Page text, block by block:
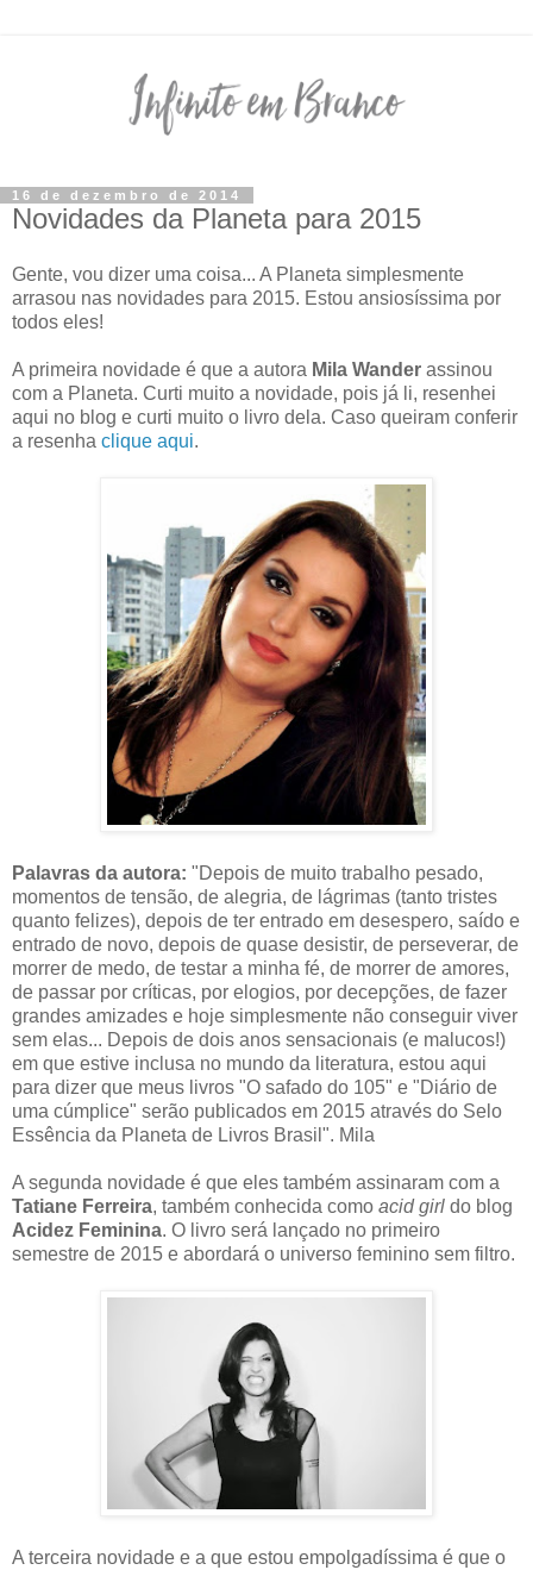
16 de dezembro de 2014
Novidades da Planeta para 2015
Gente, vou dizer uma coisa... A Planeta simplesmente
arrasou nas novidades para 2015. Estou ansiosíssima por
todos eles!
A primeira novidade é que a autora Mila Wander assinou
com a Planeta. Curti muito a novidade, pois já li, resenhei
aqui no blog e curti muito o livro dela. Caso queiram conferir
a resenha clique aqui.
Palavras da autora: "Depois de muito trabalho pesado,
momentos de tensão, de alegria, de lágrimas (tanto tristes
quanto felizes), depois de ter entrado em desespero, saído e
entrado de novo, depois de quase desistir, de perseverar, de
morrer de medo, de testar a minha fé, de morrer de amores,
de passar por críticas, por elogios, por decepções, de fazer
grandes amizades e hoje simplesmente não conseguir viver
sem elas... Depois de dois anos sensacionais (e malucos!)
em que estive inclusa no mundo da literatura, estou aqui
para dizer que meus livros "O safado do 105" e "Diário de
uma cúmplice" serão publicados em 2015 através do Selo
Essência da Planeta de Livros Brasil". Mila
A segunda novidade é que eles também assinaram com a
Tatiane Ferreira, também conhecida como acid girl do blog
Acidez Feminina. O livro será lançado no primeiro
semestre de 2015 e abordará o universo feminino sem filtro.
A terceira novidade e a que estou empolgadíssima é que o